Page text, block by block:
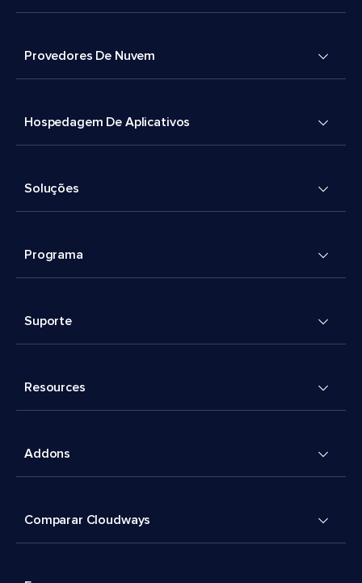
Provedores De Nuvem
Hospedagem De Aplicativos
Soluções
Programa
Suporte
Resources
Addons
Comparar Cloudways